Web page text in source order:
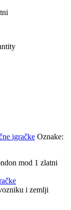
igračke Oznake:
mod 1 zlatni
i zemlji